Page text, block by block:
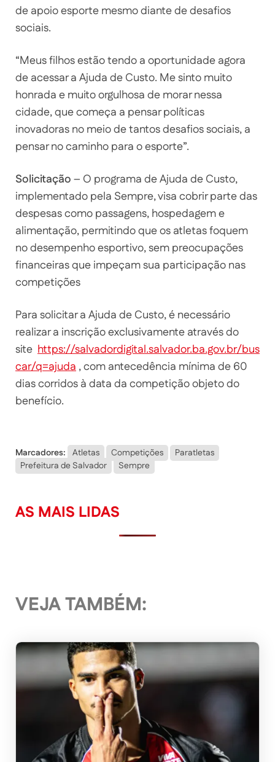
de apoio esporte mesmo diante de desafios
sociais.
“Meus filhos estão tendo a oportunidade agora
de acessar a Ajuda de Custo. Me sinto muito
honrada e muito orgulhosa de morar nessa
cidade, que começa a pensar políticas
inovadoras no meio de tantos desafios sociais, a
pensar no caminho para o esporte”.
Solicitação– O programa de Ajuda de Custo,
implementado pela Sempre, visa cobrir parte das
despesas como passagens, hospedagem e
alimentação, permitindo que os atletas foquem
no desempenho esportivo, sem preocupações
financeiras que impeçam sua participação nas
competições
Para solicitar a Ajuda de Custo, é necessário
realizar a inscrição exclusivamente através do
site https://salvadordigital.salvador.ba.gov.br/bus
car/q=ajuda, com antecedência mínima de 60
dias corridos à data da competição objeto do
benefício.
Marcadores: Atletas Competições
Paratletas
Prefeitura de Salvador
Sempre
AS MAIS LIDAS
VEJA TAMBÉM: